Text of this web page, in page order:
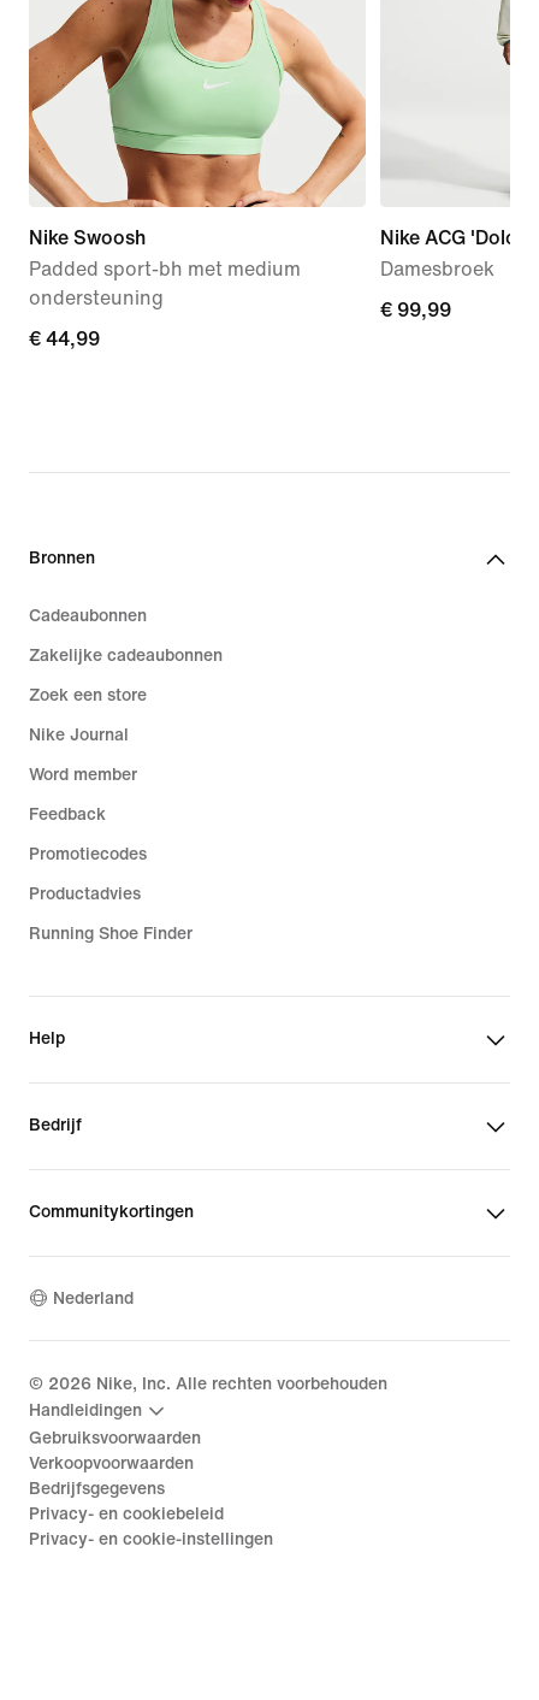
Nike Swoosh
Padded sport-bh met medium
ondersteuning
€ 44,99
€ 44,99
Nike ACG
Damesbroek
€ 99,99
€ 99,99
Bronnen
Cadeaubonnen
Zakelijke cadeaubonnen
Zoek een store
Nike Journal
Word member
Feedback
Promotiecodes
Productadvies
Running Shoe Finder
Help
Bedrijf
Communitykortingen
Nederland
© 2026 Nike, Inc. Alle rechten voorbehouden
Handleidingen
Gebruiksvoorwaarden
Verkoopvoorwaarden
Bedrijfsgegevens
Privacy- en cookiebeleid
Privacy- en cookie-instellingen